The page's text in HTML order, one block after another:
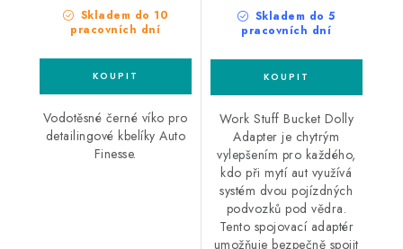
Skladem do 10
pracovních dní
Vodotěsné černé víko pro
detailingové kbelíky Auto
Finesse.
Skladem do 5
pracovních dní
Work Stuff Bucket Dolly
Adapter je chytrým
vylepšením pro každého,
kdo při mytí aut využívá
systém dvou pojízdných
podvozků pod vědra.
Tento spojovací adaptér
umožňuje bezpečně spojit